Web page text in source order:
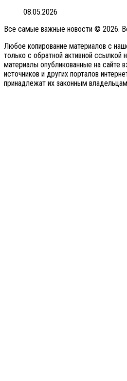
08.05.2026
Все самые важные новости © 2026.
Любое копирование материалов с
только с обратной активной ссылкой
материалы опубликованные на сайте
источников и других порталов
принадлежат их законным